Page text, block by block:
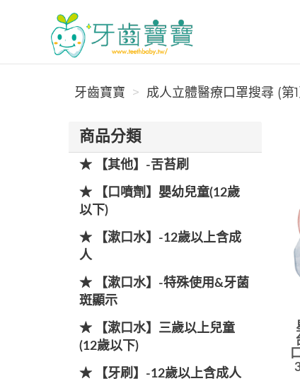
牙齒寶寶
牙齒寶寶 成人立體醫療口罩搜尋 (第
商品分類
★ 【其他】-舌苔刷
★ 【口噴劑】嬰幼兒童(12歲
以下)
★ 【漱口水】-12歲以上含成
人
★ 【漱口水】-特殊使用&牙菌
斑顯示
★ 【漱口水】三歲以上兒童
(12歲以下)
★ 【牙刷】-12歲以上含成人